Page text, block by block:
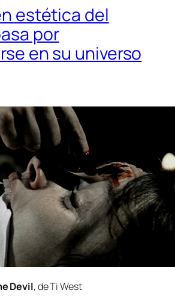
estética del
por
en su universo
Devil, de Ti West